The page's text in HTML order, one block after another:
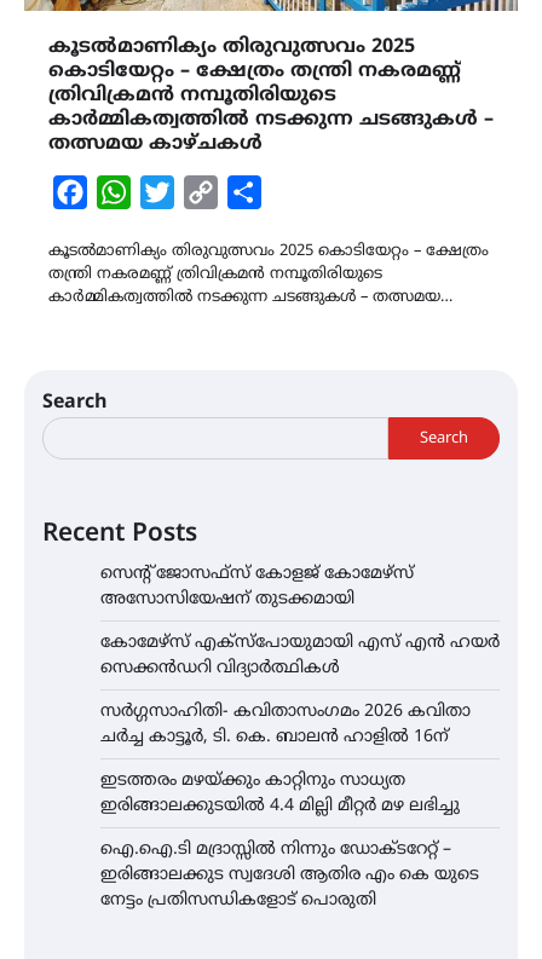
കൂടൽമാണിക്യം തിരുവുത്സവം 2025
കൊടിയേറ്റം – ക്ഷേത്രം തന്ത്രി നകരമണ്ണ്
ത്രിവിക്രമൻ നമ്പൂതിരിയുടെ
കാർമ്മികത്വത്തിൽ നടക്കുന്ന ചടങ്ങുകൾ –
തത്സമയ കാഴ്ചകൾ
FacebookWhatsAppTwitterCopy
കൂടൽമാണിക്യം തിരുവുത്സവം 2025 കൊടിയേറ്റം – ക്ഷേത്രം
തന്ത്രി നകരമണ്ണ് ത്രിവിക്രമൻ നമ്പൂതിരിയുടെ
കാർമ്മികത്വത്തിൽ നടക്കുന്ന ചടങ്ങുകൾ – തത്സമയ…
Search
Search
Recent Posts
സെന്റ് ജോസഫ്സ് കോളജ് കോമേഴ്‌സ്
അസോസിയേഷന് തുടക്കമായി
കോമേഴ്സ് എക്സ്പോയുമായി എസ് എൻ ഹയർ
സെക്കൻഡറി വിദ്യാർത്ഥികൾ
സർഗ്ഗസാഹിതി- കവിതാസംഗമം 2026 കവിതാ
ചർച്ച കാട്ടൂർ, ടി. കെ. ബാലൻ ഹാളിൽ 16ന്
ഇടത്തരം മഴയ്ക്കും കാറ്റിനും സാധ്യത
ഇരിങ്ങാലക്കുടയിൽ 4.4 മില്ലി മീറ്റർ മഴ ലഭിച്ചു
ഐ.ഐ.ടി മദ്രാസ്സിൽ നിന്നും ഡോക്ടറേറ്റ് –
ഇരിങ്ങാലക്കുട സ്വദേശി ആതിര എം കെ യുടെ
നേട്ടം പ്രതിസന്ധികളോട് പൊരുതി